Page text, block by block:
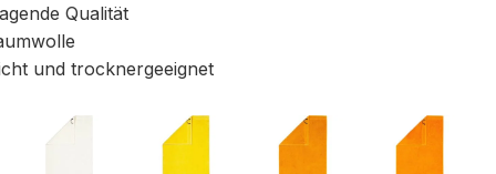
Qualität
und trocknergeeignet